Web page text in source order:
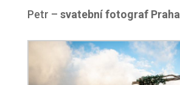
Petr – svatební fotograf Praha